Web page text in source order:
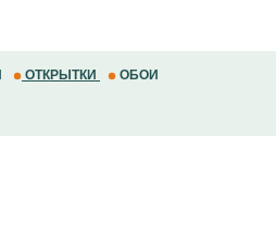
ОТКРЫТКИ ОБОИ